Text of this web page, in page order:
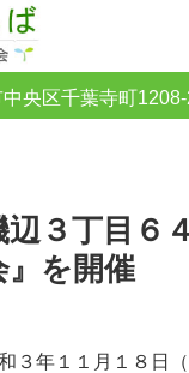
中央区千葉寺町
辺３丁目６
』を開催
３年１１月１８日（